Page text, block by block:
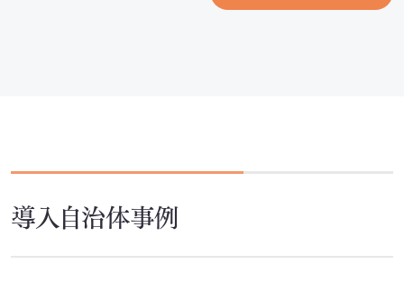
導入自治体事例